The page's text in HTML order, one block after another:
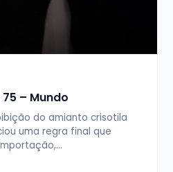
– Mundo
do amianto crisotila
uma regra final que